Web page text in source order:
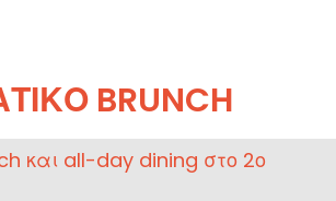
BRUNCH
και all-day dining στο 2ο